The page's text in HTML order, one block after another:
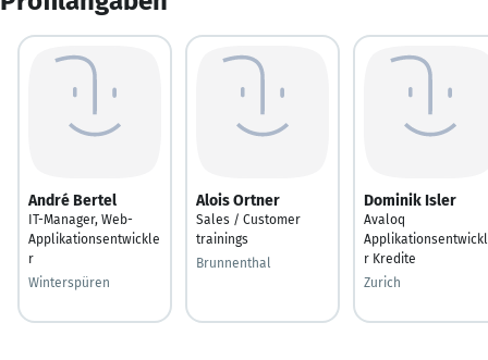
André Bertel
IT-Manager, Web-
Applikationsentwickle
r
Winterspüren
Alois Ortner
Sales / Customer
trainings
Brunnenthal
Dominik Isler
Avaloq
r Kredite
Zurich